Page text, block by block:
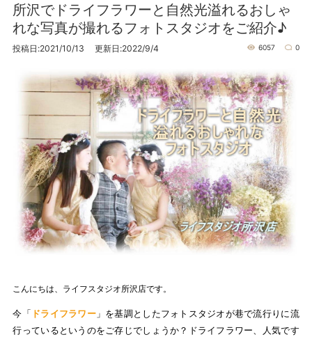
所沢でドライフラワーと自然光溢れるおしゃ
れな写真が撮れるフォトスタジオをご紹介♪
投稿日:2021/10/13 更新日:2022/9/4 6057 0
こんにちは、ライフスタジオ所沢店です。
今「 ドライフラワー」を基調としたフォトスタジオが巷で流行りに流
行っているというのをご存じでしょうか？ドライフラワー、人気です